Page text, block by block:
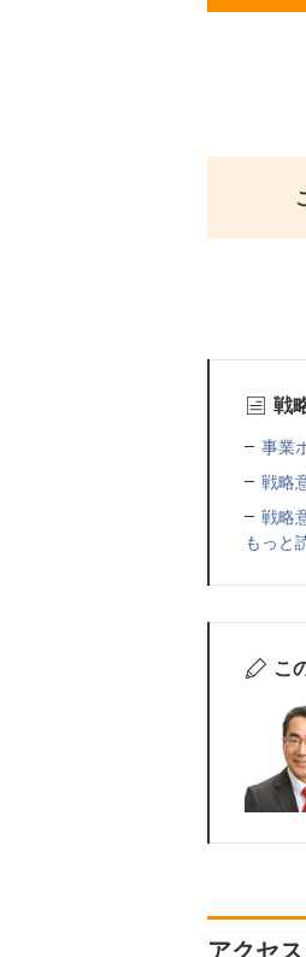
戦
事業
戦略
戦略
もっと
こ
アクセ